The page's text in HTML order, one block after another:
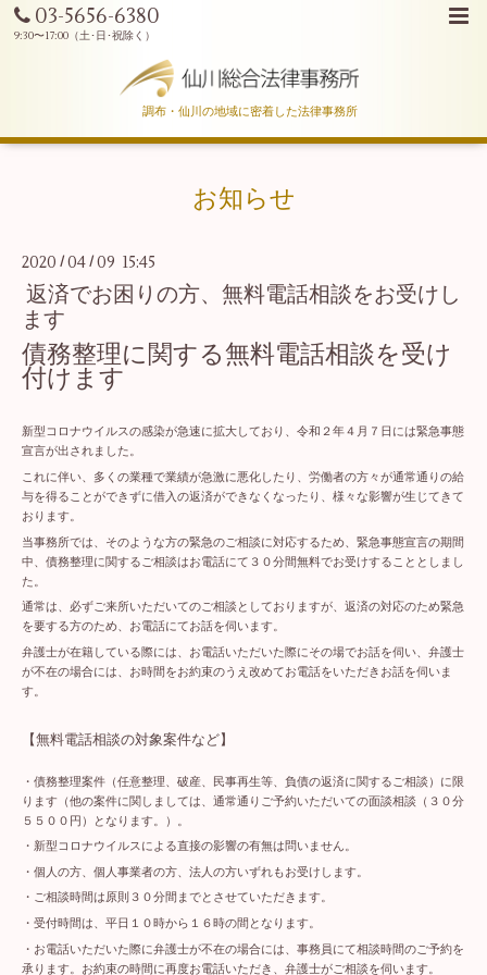
03-5656-6380
調布・仙川の地域に密着した法律事務所
お知らせ
2020 / 04 / 09 15:45
返済でお困りの方、無料電話相談をお受けし
ます
債務整理に関する無料電話相談を受け
付けます
新型コロナウイルスの感染が急速に拡大しており、令和２年４月７日には緊急事態
宣言が出されました。
これに伴い、多くの業種で業績が急激に悪化したり、労働者の方々が通常通りの給
与を得ることができずに借入の返済ができなくなったり、様々な影響が生じてきて
おります。
当事務所では、そのような方の緊急のご相談に対応するため、緊急事態宣言の期間
中、債務整理に関するご相談はお電話にて３０分間無料でお受けすることとしまし
た。
通常は、必ずご来所いただいてのご相談としておりますが、返済の対応のため緊急
を要する方のため、お電話にてお話を伺います。
弁護士が在籍している際には、お電話いただいた際にその場でお話を伺い、弁護士
が不在の場合には、お時間をお約束のうえ改めてお電話をいただきお話を伺いま
す。
【無料電話相談の対象案件など】
・債務整理案件（任意整理、破産、民事再生等、負債の返済に関するご相談）に限
ります（他の案件に関しましては、通常通りご予約いただいての面談相談（３０分
５５００円）となります。）。
・新型コロナウイルスによる直接の影響の有無は問いません。
・個人の方、個人事業者の方、法人の方いずれもお受けします。
・ご相談時間は原則３０分間までとさせていただきます。
・受付時間は、平日１０時から１６時の間となります。
・お電話いただいた際に弁護士が不在の場合には、事務員にて相談時間のご予約を
承ります。お約束の時間に再度お電話いただき、弁護士がご相談を伺います。